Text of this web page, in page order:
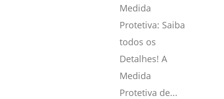
Medida
Protetiva: Saiba
todos os
Detalhes! A
Medida
Protetiva de...